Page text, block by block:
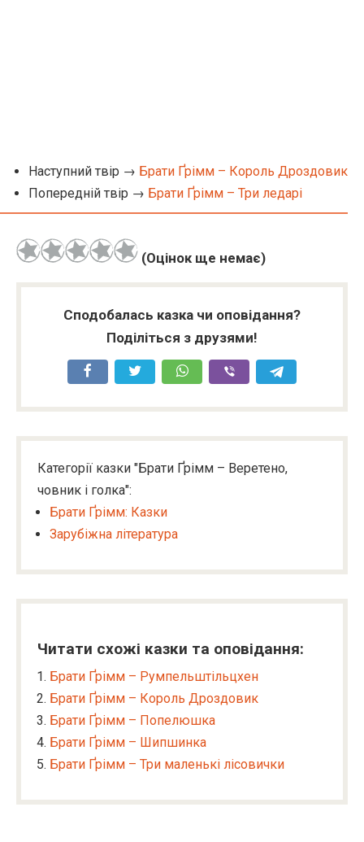
Наступний твір → Брати Ґрімм – Король Дроздовик
Попередній твір → Брати Ґрімм – Три ледарі
(Оцінок ще немає)
Сподобалась казка чи оповідання?
Поділіться з друзями!
Категорії казки "Брати Ґрімм – Веретено,
човник і голка":
Брати Ґрімм: Казки
Зарубіжна література
Читати схожі казки та оповідання:
Брати Ґрімм – Румпельштільцхен
Брати Ґрімм – Король Дроздовик
Брати Ґрімм – Попелюшка
Брати Ґрімм – Шипшинка
Брати Ґрімм – Три маленькі лісовички